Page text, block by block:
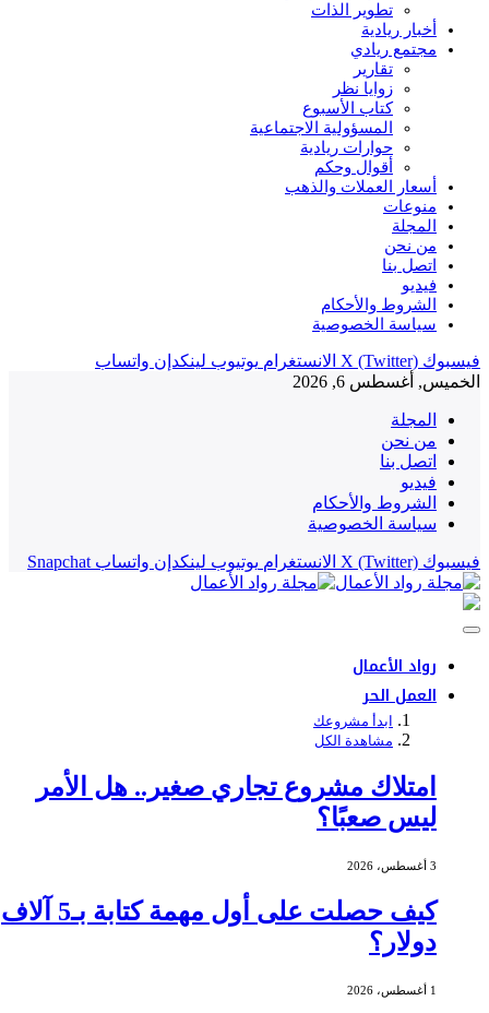
تطوير الذات
أخبار ريادية
مجتمع ريادي
تقارير
زوايا نظر
كتاب الأسبوع
المسؤولية الاجتماعية
حوارات ريادية
أقوال وحكم
أسعار العملات والذهب
منوعات
المجلة
من نحن
اتصل بنا
فيديو
الشروط والأحكام
سياسة الخصوصية
فيسبوك X (Twitter) الانستغرام يوتيوب لينكدإن واتساب
الخميس, أغسطس 6, 2026
المجلة
من نحن
اتصل بنا
فيديو
الشروط والأحكام
سياسة الخصوصية
فيسبوك X (Twitter) الانستغرام يوتيوب لينكدإن واتساب Snapchat
رواد الأعمال
العمل الحر
ابدأ مشروعك
مشاهدة الكل
امتلاك مشروع تجاري صغير.. هل الأمر
ليس صعبًا؟
3 أغسطس، 2026
كيف حصلت على أول مهمة كتابة بـ5 آلاف
دولار؟
1 أغسطس، 2026